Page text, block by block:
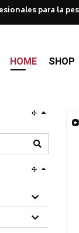
para la
HOME SHOP